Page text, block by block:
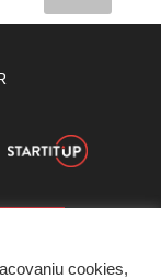
cookies,